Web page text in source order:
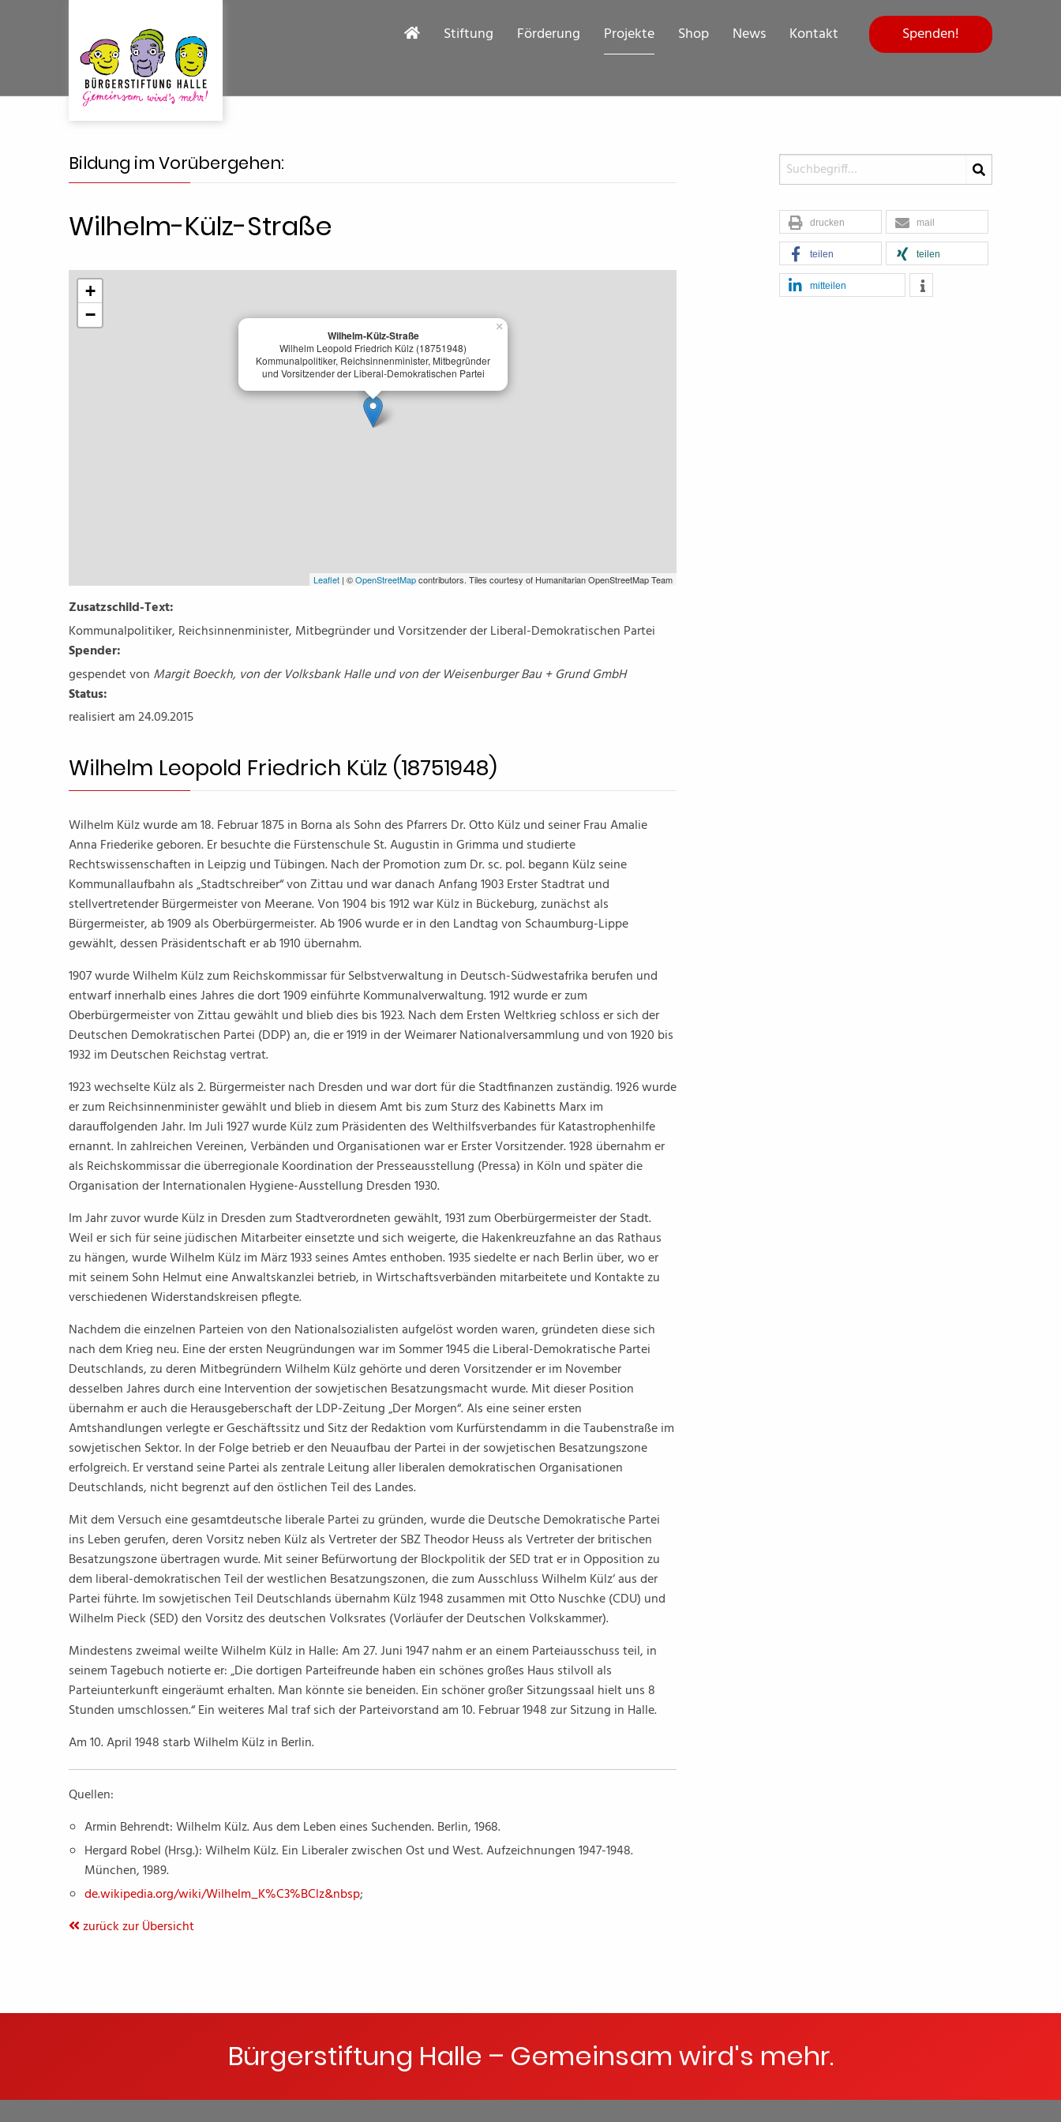
Spenden!
Stiftung Förderung Projekte Shop News Kontakt
Bildung im Vorübergehen:
Wilhelm-Külz-Straße
Wilhelm-Külz-Straße
Wilhelm Leopold Friedrich Külz (18751948)
Kommunalpolitiker, Reichsinnenminister, Mitbegründer
und Vorsitzender der Liberal-Demokratischen Partei
×
+
−
Leaflet | ©OpenStreetMapcontributors. Tiles courtesy of Humanitarian OpenStreetMap Team
Zusatzschild-Text:
Kommunalpolitiker, Reichsinnenminister, Mitbegründer und Vorsitzender der Liberal-Demokratischen Partei
Spender:
gespendet von Margit Boeckh, von der Volksbank Halle und von der Weisenburger Bau + Grund GmbH
Status:
realisiert am 24.09.2015
Wilhelm Leopold Friedrich Külz (18751948)
Wilhelm Külz wurde am 18. Februar 1875 in Borna als Sohn des Pfarrers Dr. Otto Külz und seiner Frau Amalie
Anna Friederike geboren. Er besuchte die Fürstenschule St. Augustin in Grimma und studierte
Rechtswissenschaften in Leipzig und Tübingen. Nach der Promotion zum Dr. sc. pol. begann Külz seine
Kommunallaufbahn als „Stadtschreiber“ von Zittau und war danach Anfang 1903 Erster Stadtrat und
stellvertretender Bürgermeister von Meerane. Von 1904 bis 1912 war Külz in Bückeburg, zunächst als
Bürgermeister, ab 1909 als Oberbürgermeister. Ab 1906 wurde er in den Landtag von Schaumburg-Lippe
gewählt, dessen Präsidentschaft er ab 1910 übernahm.
1907 wurde Wilhelm Külz zum Reichskommissar für Selbstverwaltung in Deutsch-Südwestafrika berufen und
entwarf innerhalb eines Jahres die dort 1909 einführte Kommunalverwaltung. 1912 wurde er zum
Oberbürgermeister von Zittau gewählt und blieb dies bis 1923. Nach dem Ersten Weltkrieg schloss er sich der
Deutschen Demokratischen Partei (DDP) an, die er 1919 in der Weimarer Nationalversammlung und von 1920 bis
1932 im Deutschen Reichstag vertrat.
1923 wechselte Külz als 2. Bürgermeister nach Dresden und war dort für die Stadtfinanzen zuständig. 1926 wurde
er zum Reichsinnenminister gewählt und blieb in diesem Amt bis zum Sturz des Kabinetts Marx im
darauffolgenden Jahr. Im Juli 1927 wurde Külz zum Präsidenten des Welthilfsverbandes für Katastrophenhilfe
ernannt. In zahlreichen Vereinen, Verbänden und Organisationen war er Erster Vorsitzender. 1928 übernahm er
als Reichskommissar die überregionale Koordination der Presseausstellung (Pressa) in Köln und später die
Organisation der Internationalen Hygiene-Ausstellung Dresden 1930.
Im Jahr zuvor wurde Külz in Dresden zum Stadtverordneten gewählt, 1931 zum Oberbürgermeister der Stadt.
Weil er sich für seine jüdischen Mitarbeiter einsetzte und sich weigerte, die Hakenkreuzfahne an das Rathaus
zu hängen, wurde Wilhelm Külz im März 1933 seines Amtes enthoben. 1935 siedelte er nach Berlin über, wo er
mit seinem Sohn Helmut eine Anwaltskanzlei betrieb, in Wirtschaftsverbänden mitarbeitete und Kontakte zu
verschiedenen Widerstandskreisen pflegte.
Nachdem die einzelnen Parteien von den Nationalsozialisten aufgelöst worden waren, gründeten diese sich
nach dem Krieg neu. Eine der ersten Neugründungen war im Sommer 1945 die Liberal-Demokratische Partei
Deutschlands, zu deren Mitbegründern Wilhelm Külz gehörte und deren Vorsitzender er im November
desselben Jahres durch eine Intervention der sowjetischen Besatzungsmacht wurde. Mit dieser Position
übernahm er auch die Herausgeberschaft der LDP-Zeitung „Der Morgen“. Als eine seiner ersten
Amtshandlungen verlegte er Geschäftssitz und Sitz der Redaktion vom Kurfürstendamm in die Taubenstraße im
sowjetischen Sektor. In der Folge betrieb er den Neuaufbau der Partei in der sowjetischen Besatzungszone
erfolgreich. Er verstand seine Partei als zentrale Leitung aller liberalen demokratischen Organisationen
Deutschlands, nicht begrenzt auf den östlichen Teil des Landes.
Mit dem Versuch eine gesamtdeutsche liberale Partei zu gründen, wurde die Deutsche Demokratische Partei
ins Leben gerufen, deren Vorsitz neben Külz als Vertreter der SBZ Theodor Heuss als Vertreter der britischen
Besatzungszone übertragen wurde. Mit seiner Befürwortung der Blockpolitik der SED trat er in Opposition zu
dem liberal-demokratischen Teil der westlichen Besatzungszonen, die zum Ausschluss Wilhelm Külz‘ aus der
Partei führte. Im sowjetischen Teil Deutschlands übernahm Külz 1948 zusammen mit Otto Nuschke (CDU) und
Wilhelm Pieck (SED) den Vorsitz des deutschen Volksrates (Vorläufer der Deutschen Volkskammer).
Mindestens zweimal weilte Wilhelm Külz in Halle: Am 27. Juni 1947 nahm er an einem Parteiausschuss teil, in
seinem Tagebuch notierte er: „Die dortigen Parteifreunde haben ein schönes großes Haus stilvoll als
Parteiunterkunft eingeräumt erhalten. Man könnte sie beneiden. Ein schöner großer Sitzungssaal hielt uns 8
Stunden umschlossen.“ Ein weiteres Mal traf sich der Parteivorstand am 10. Februar 1948 zur Sitzung in Halle.
Am 10. April 1948 starb Wilhelm Külz in Berlin.
Quellen:
Armin Behrendt: Wilhelm Külz. Aus dem Leben eines Suchenden. Berlin, 1968.
Hergard Robel (Hrsg.): Wilhelm Külz. Ein Liberaler zwischen Ost und West. Aufzeichnungen 1947-1948.
München, 1989.
de.wikipedia.org/wiki/Wilhelm_K%C3%BClz&nbsp;
zurück zur Übersicht
drucken mail
teilen teilen
mitteilen
Bürgerstiftung Halle – Gemeinsam wird's mehr.